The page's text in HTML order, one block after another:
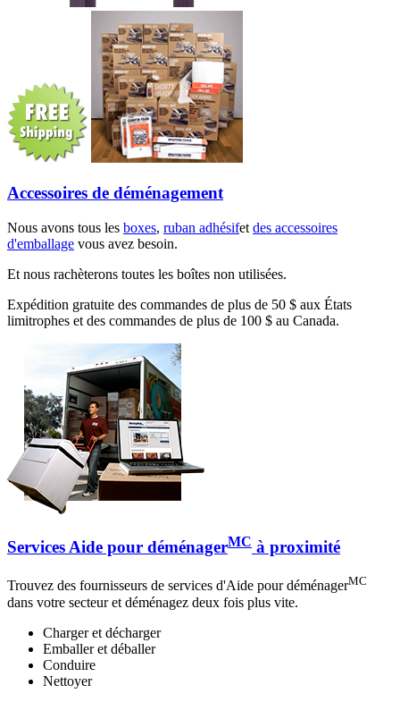
Accessoires de déménagement
Nous avons tous les boxes, ruban adhésifet des accessoires
d'emballage vous avez besoin.
Et nous rachèterons toutes les boîtes non utilisées.
Expédition gratuite des commandes de plus de 50 $ aux États
limitrophes et des commandes de plus de 100 $ au Canada.
Services Aide pour déménagerMC à proximité
Trouvez des fournisseurs de services d'Aide pour déménagerMC
dans votre secteur et déménagez deux fois plus vite.
Charger et décharger
Emballer et déballer
Conduire
Nettoyer